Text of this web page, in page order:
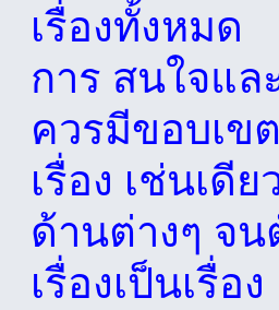
เรื่องทั้งหมด
การ สนใจแล
ควรมีขอบเข
เรื่อง เช่นเดี
ด้านต่างๆ จน
เรื่องเป็นเรื่อ